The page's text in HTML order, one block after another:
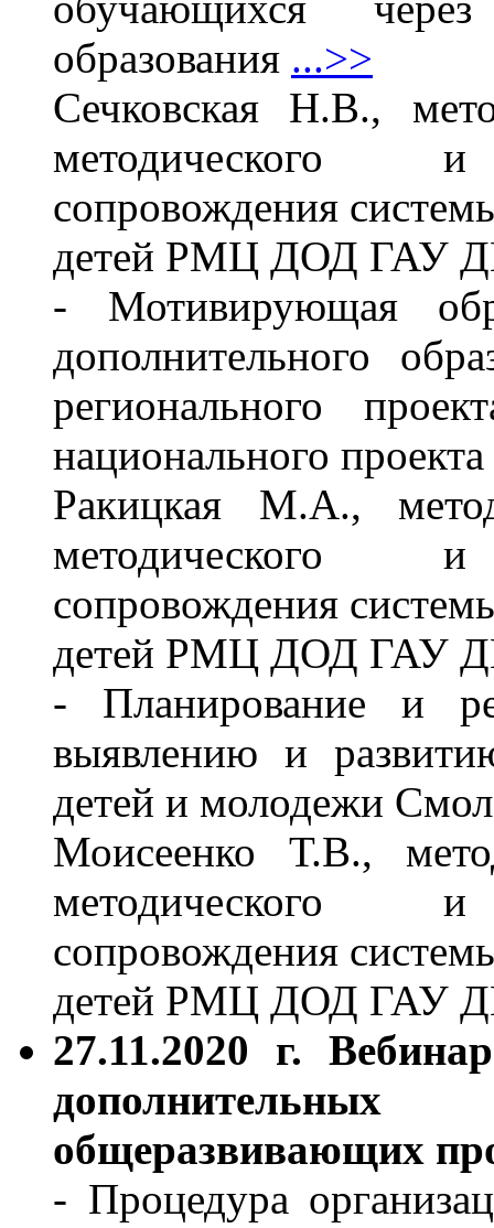
образования ...>>
Сечковская Н.В.,
методического и
сопровождения
детей РМЦ ДОД ГАУ
- Мотивирующая
дополнительного
регионального
национального
Ракицкая М.А.,
методического и
сопровождения
детей РМЦ ДОД ГАУ
- Планирование и
выявлению и
детей и молодежи
Моисеенко Т.В.,
методического и
сопровождения
детей РМЦ ДОД ГАУ
27.11.2020 г.
общеразвивающих
- Процедура